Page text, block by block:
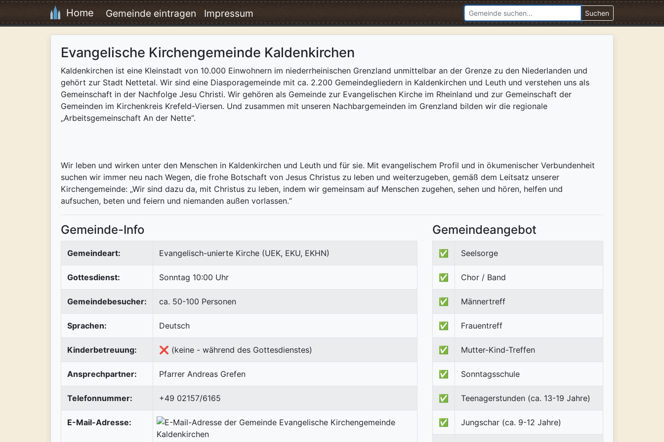
Home Gemeinde eintragen Impressum Suchen
Evangelische Kirchengemeinde Kaldenkirchen
Kaldenkirchen ist eine Kleinstadt von 10.000 Einwohnern im niederrheinischen Grenzland unmittelbar an der Grenze zu den Niederlanden und
gehört zur Stadt Nettetal. Wir sind eine Diasporagemeinde mit ca. 2.200 Gemeindegliedern in Kaldenkirchen und Leuth und verstehen uns als
Gemeinschaft in der Nachfolge Jesu Christi. Wir gehören als Gemeinde zur Evangelischen Kirche im Rheinland und zur Gemeinschaft der
Gemeinden im Kirchenkreis Krefeld-Viersen. Und zusammen mit unseren Nachbargemeinden im Grenzland bilden wir die regionale
„Arbeitsgemeinschaft An der Nette“.
Wir leben und wirken unter den Menschen in Kaldenkirchen und Leuth und für sie. Mit evangelischem Profil und in ökumenischer Verbundenheit
suchen wir immer neu nach Wegen, die frohe Botschaft von Jesus Christus zu leben und weiterzugeben, gemäß dem Leitsatz unserer
Kirchengemeinde: „Wir sind dazu da, mit Christus zu leben, indem wir gemeinsam auf Menschen zugehen, sehen und hören, helfen und
aufsuchen, beten und feiern und niemanden außen vorlassen.“
Gemeinde-Info
Gemeindeart: Evangelisch-unierte Kirche (UEK, EKU, EKHN)
Gottesdienst: Sonntag 10:00 Uhr
Gemeindebesucher: ca. 50-100 Personen
Sprachen: Deutsch
Kinderbetreuung: ❌ (keine - während des Gottesdienstes)
Ansprechpartner: Pfarrer Andreas Grefen
Telefonnummer: +49 02157/6165
E-Mail-Adresse:
Gemeindeangebot
✅ Seelsorge
✅ Chor / Band
✅ Männertreff
✅ Frauentreff
✅ Mutter-Kind-Treffen
✅ Sonntagsschule
✅ Teenagerstunden (ca. 13-19 Jahre)
✅ Jungschar (ca. 9-12 Jahre)